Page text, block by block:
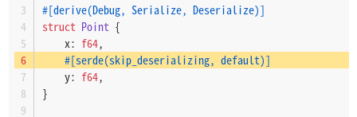
#[derive(Debug, Serialize, Deserialize)]
struct Point {
    x:
f64,
#[serde(skip_deserializing, default)]
    y:
f64,
}